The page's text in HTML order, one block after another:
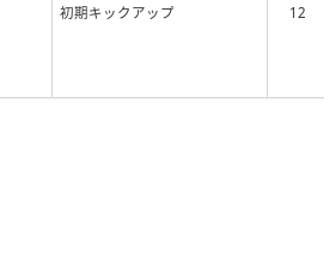
初期キックアップ 12